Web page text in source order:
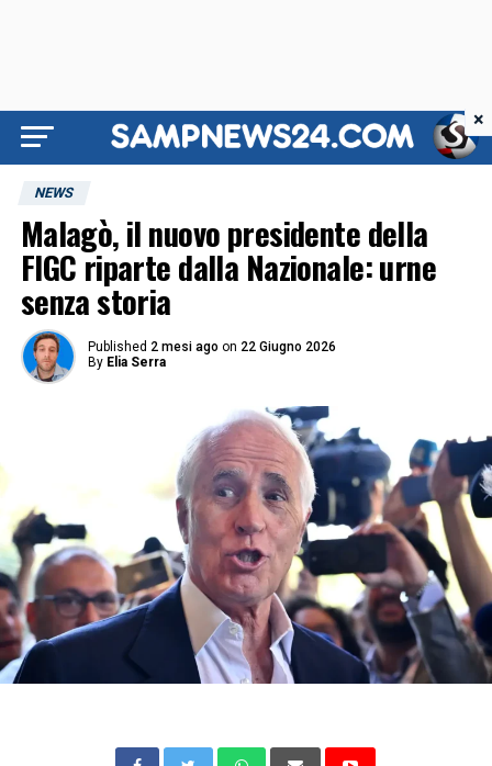
NEWS
Malagò, il nuovo presidente della
FIGC riparte dalla Nazionale: urne
senza storia
Published 2 mesi ago on 22 Giugno 2026
By Elia Serra
×